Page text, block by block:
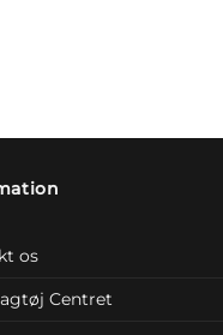
os
Centret